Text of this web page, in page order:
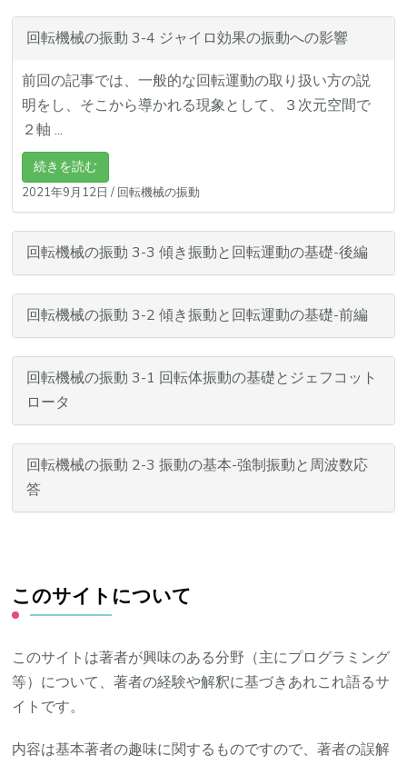
回転機械の振動 3-4 ジャイロ効果の振動への影響
前回の記事では、一般的な回転運動の取り扱い方の説
明をし、そこから導かれる現象として、３次元空間で
２軸 ...
続きを読む
2021年9月12日 / 回転機械の振動
回転機械の振動 3-3 傾き振動と回転運動の基礎-後編
回転機械の振動 3-2 傾き振動と回転運動の基礎-前編
回転機械の振動 3-1 回転体振動の基礎とジェフコット
ロータ
回転機械の振動 2-3 振動の基本-強制振動と周波数応
答
このサイトについて
このサイトは著者が興味のある分野（主にプログラミング
等）について、著者の経験や解釈に基づきあれこれ語るサ
イトです。
内容は基本著者の趣味に関するものですので、著者の誤解